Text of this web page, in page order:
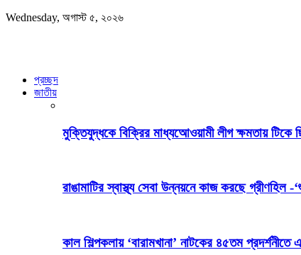
Wednesday, অগাস্ট ৫, ২০২৬
প্রচ্ছদ
জাতীয়
মুক্তিযুদ্ধকে বিক্রির মাধ্যআেওয়ামী লীগ ক্ষমতায়
রাঙামাটির স্বাস্থ্য সেবা উন্নয়নে কাজ করছে গ্রীণহিল
কাল শিল্পকলায় ‘বারামখানা’ নাটকের ৪৫তম প্রদর্শনীতে